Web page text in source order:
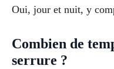
Oui, jour et nuit, y
Combien de
serrure ?